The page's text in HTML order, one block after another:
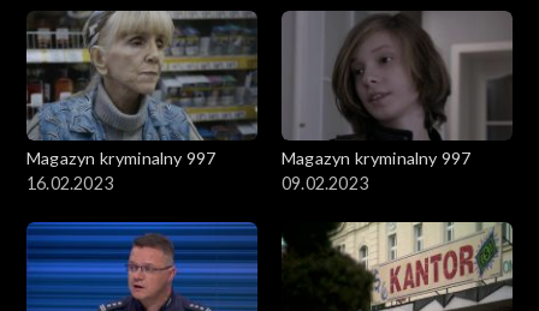
Magazyn kryminalny 997
16.02.2023
Magazyn kryminalny 997
09.02.2023